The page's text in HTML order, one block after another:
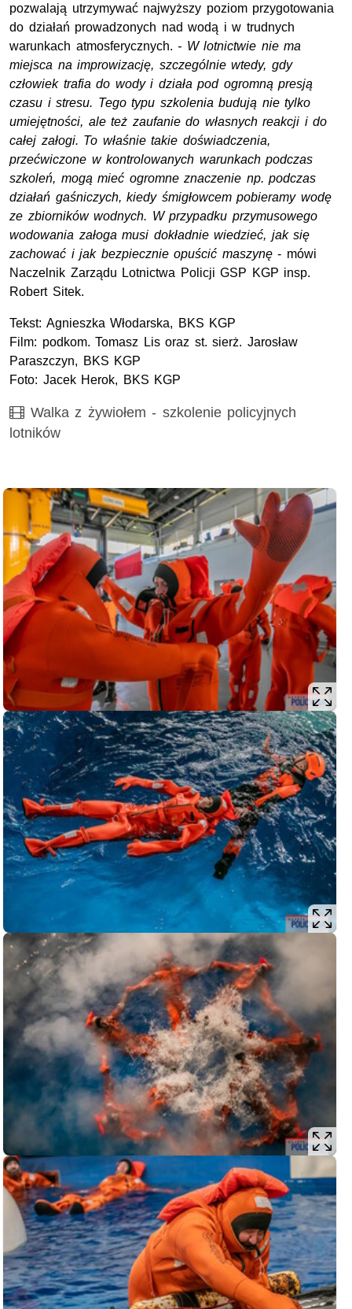
pozwalają utrzymywać najwyższy poziom przygotowania
do działań prowadzonych nad wodą i w trudnych
warunkach atmosferycznych. - W lotnictwie nie ma
miejsca na improwizację, szczególnie wtedy, gdy
człowiek trafia do wody i działa pod ogromną presją
czasu i stresu. Tego typu szkolenia budują nie tylko
umiejętności, ale też zaufanie do własnych reakcji i do
całej załogi. To właśnie takie doświadczenia,
przećwiczone w kontrolowanych warunkach podczas
szkoleń, mogą mieć ogromne znaczenie np. podczas
działań gaśniczych, kiedy śmigłowcem pobieramy wodę
ze zbiorników wodnych. W przypadku przymusowego
wodowania załoga musi dokładnie wiedzieć, jak się
zachować i jak bezpiecznie opuścić maszynę- mówi
Naczelnik Zarządu Lotnictwa Policji GSP KGP insp.
Robert Sitek.
Tekst: Agnieszka Włodarska, BKS KGP
Film: podkom.Tomasz Lis oraz st. sierż. Jarosław
Paraszczyn, BKS KGP
Foto: Jacek Herok, BKS KGP
Film
Walka z żywiołem - szkolenie policyjnych
lotników